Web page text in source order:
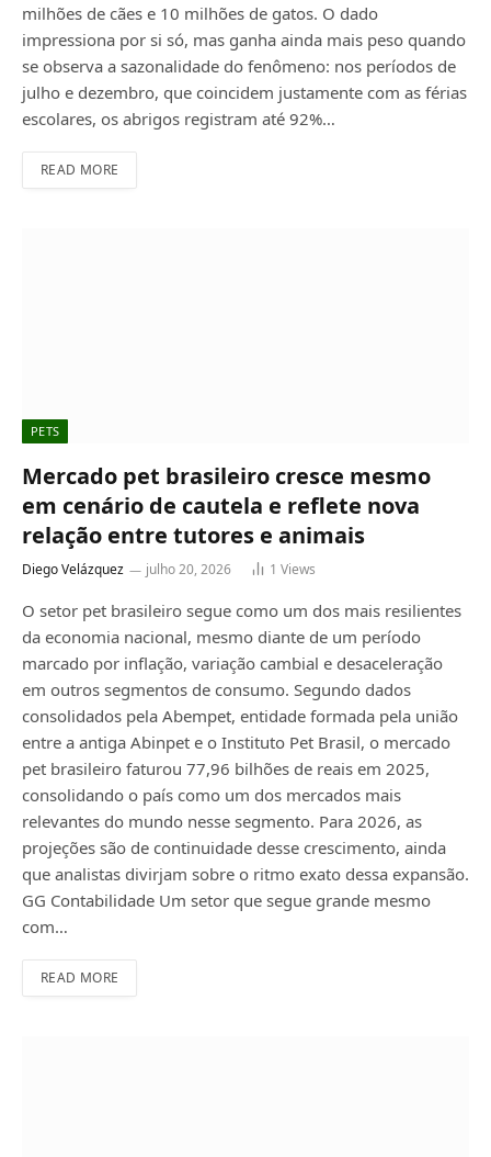
milhões de cães e 10 milhões de gatos. O dado
impressiona por si só, mas ganha ainda mais peso quando
se observa a sazonalidade do fenômeno: nos períodos de
julho e dezembro, que coincidem justamente com as férias
escolares, os abrigos registram até 92%…
READ MORE
PETS
Mercado pet brasileiro cresce mesmo
em cenário de cautela e reflete nova
relação entre tutores e animais
Diego Velázquez julho 20, 2026 1 Views
O setor pet brasileiro segue como um dos mais resilientes
da economia nacional, mesmo diante de um período
marcado por inflação, variação cambial e desaceleração
em outros segmentos de consumo. Segundo dados
consolidados pela Abempet, entidade formada pela união
entre a antiga Abinpet e o Instituto Pet Brasil, o mercado
pet brasileiro faturou 77,96 bilhões de reais em 2025,
consolidando o país como um dos mercados mais
relevantes do mundo nesse segmento. Para 2026, as
projeções são de continuidade desse crescimento, ainda
que analistas divirjam sobre o ritmo exato dessa expansão.
GG Contabilidade Um setor que segue grande mesmo
com…
READ MORE